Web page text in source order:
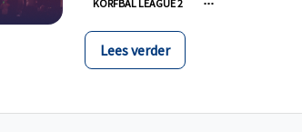
KORFBAL LEAGUE 2
Lees verder